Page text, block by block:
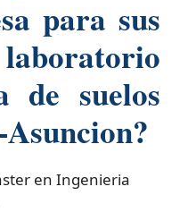
para sus
de suelos
en Ingenieria